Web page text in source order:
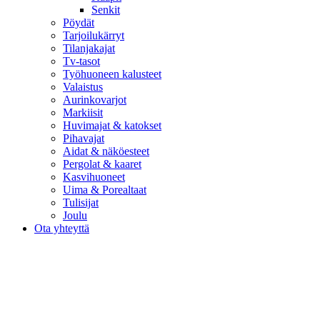
Senkit
Pöydät
Tarjoilukärryt
Tilanjakajat
Tv-tasot
Työhuoneen kalusteet
Valaistus
Aurinkovarjot
Markiisit
Huvimajat & katokset
Pihavajat
Aidat & näköesteet
Pergolat & kaaret
Kasvihuoneet
Uima & Porealtaat
Tulisijat
Joulu
Ota yhteyttä